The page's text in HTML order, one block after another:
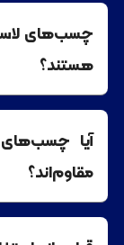
چسب‌های
هستند؟
آیا چسب‌های
مقاوم‌اند؟